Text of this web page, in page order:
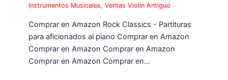
Instrumentos Musicales,Ventas Violin Antiguo
Comprar en Amazon Rock Classics - Partituras
para aficionados al piano Comprar en Amazon
Comprar en Amazon Comprar en Amazon
Comprar en Amazon Comprar en…